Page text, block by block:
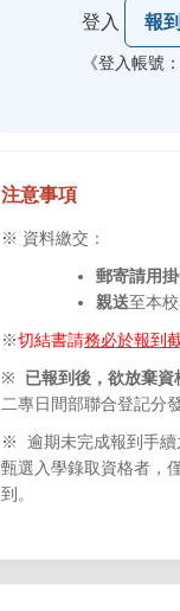
登入 報
《登入帳號
注意事項
※ 資料繳交：
郵寄請用
親送至本校
※切結書請務必於報到
※ 已報到後，欲放棄
二專日間部聯合登記分
※ 逾期未完成報到手續
甄選入學錄取資格者，
到。